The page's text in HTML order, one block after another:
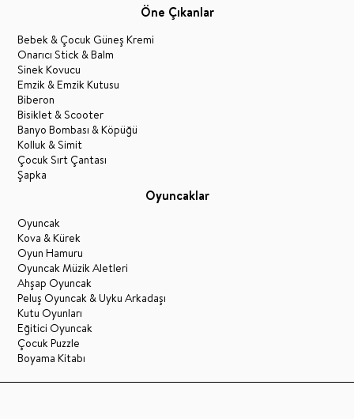
Öne Çıkanlar
Bebek & Çocuk Güneş Kremi
Onarıcı Stick & Balm
Sinek Kovucu
Emzik & Emzik Kutusu
Biberon
Bisiklet & Scooter
Banyo Bombası & Köpüğü
Kolluk & Simit
Çocuk Sırt Çantası
Şapka
Oyuncaklar
Oyuncak
Kova & Kürek
Oyun Hamuru
Oyuncak Müzik Aletleri
Ahşap Oyuncak
Peluş Oyuncak & Uyku Arkadaşı
Kutu Oyunları
Eğitici Oyuncak
Çocuk Puzzle
Boyama Kitabı